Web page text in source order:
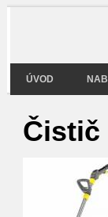
ÚVOD
Čistič